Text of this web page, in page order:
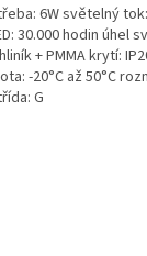
6W světelný tok:
30.000 hodin úhel
+ PMMA krytí:
-20°C až 50°C
G